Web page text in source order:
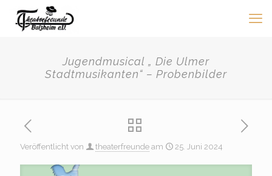
Jugendmusical „ Die Ulmer
Stadtmusikanten“ – Probenbilder
Veröffentlicht von theaterfreunde am 25. Juni 2024